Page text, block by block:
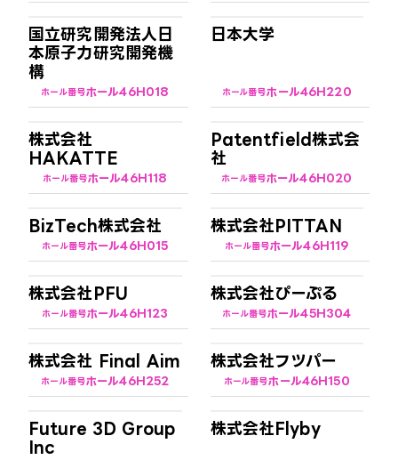
国立研究開発法人日
本原子力研究開発機
構
ホール番号ホール46H018
日本大学
ホール番号ホール46H220
株式会社
HAKATTE
ホール番号ホール46H118
Patentfield株式会
社
ホール番号ホール46H020
BizTech株式会社
ホール番号ホール46H015
株式会社PITTAN
ホール番号ホール46H119
株式会社PFU
ホール番号ホール46H123
株式会社ぴーぷる
ホール番号ホール45H304
株式会社 Final Aim
ホール番号ホール46H252
株式会社フツパー
ホール番号ホール46H150
Future 3D Group
Inc
株式会社Flyby